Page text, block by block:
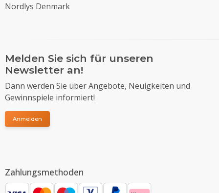
Nordlys Denmark
Melden Sie sich für unseren
Newsletter an!
Dann werden Sie über Angebote, Neuigkeiten und
Gewinnspiele informiert!
Anmelden
Zahlungsmethoden